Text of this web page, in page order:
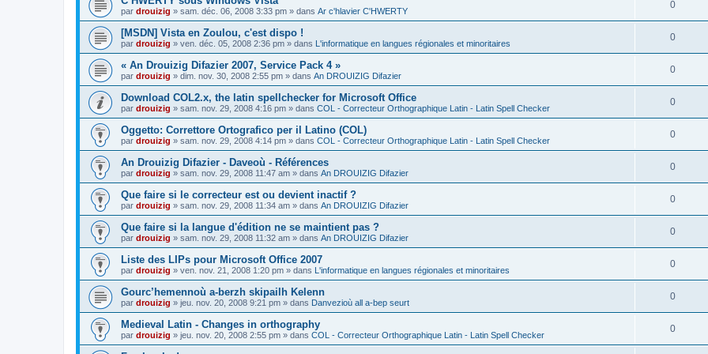
par drouizig » sam. déc. 06, 2008 3:33 pm » dans Ar c'hlavier C'HWERTY
0
[MSDN] Vista en Zoulou, c'est dispo !
par drouizig » ven. déc. 05, 2008 2:36 pm » dans L'informatique en langues régionales et minoritaires
0
« An Drouizig Difazier 2007, Service Pack 4 »
par drouizig » dim. nov. 30, 2008 2:55 pm » dans An DROUIZIG Difazier
0
Download COL2.x, the latin spellchecker for Microsoft Office
par drouizig » sam. nov. 29, 2008 4:16 pm » dans COL - Correcteur Orthographique Latin - Latin Spell Checker
0
Oggetto: Correttore Ortografico per il Latino (COL)
par drouizig » sam. nov. 29, 2008 4:14 pm » dans COL - Correcteur Orthographique Latin - Latin Spell Checker
0
An Drouizig Difazier - Daveoù - Références
par drouizig » sam. nov. 29, 2008 11:47 am » dans An DROUIZIG Difazier
0
Que faire si le correcteur est ou devient inactif ?
par drouizig » sam. nov. 29, 2008 11:34 am » dans An DROUIZIG Difazier
0
Que faire si la langue d'édition ne se maintient pas ?
par drouizig » sam. nov. 29, 2008 11:32 am » dans An DROUIZIG Difazier
0
Liste des LIPs pour Microsoft Office 2007
par drouizig » ven. nov. 21, 2008 1:20 pm » dans L'informatique en langues régionales et minoritaires
0
Gourc’hemennoù a-berzh skipailh Kelenn
par drouizig » jeu. nov. 20, 2008 9:21 pm » dans Danvezioù all a-bep seurt
0
Medieval Latin - Changes in orthography
par drouizig » jeu. nov. 20, 2008 2:55 pm » dans COL - Correcteur Orthographique Latin - Latin Spell Checker
0